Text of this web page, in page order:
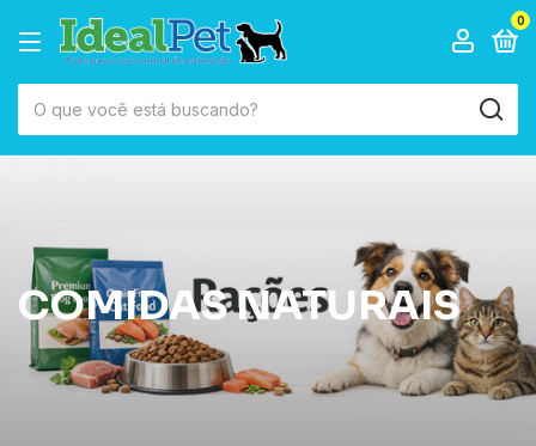
0
COMIDAS NATURAIS